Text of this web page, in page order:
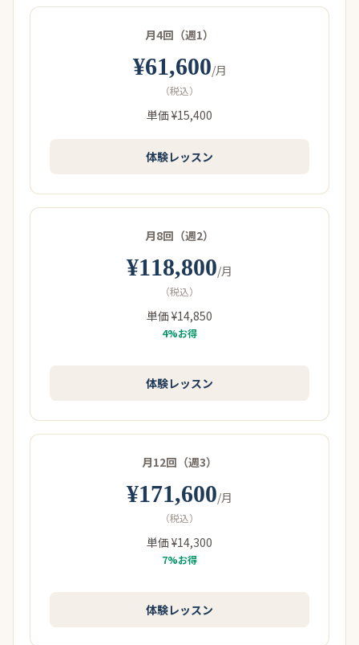
月4回（週1）
¥61,600/月
（税込）
単価 ¥15,400
体験レッスン
月8回（週2）
¥118,800/月
（税込）
単価 ¥14,850
4%お得
体験レッスン
月12回（週3）
¥171,600/月
（税込）
単価 ¥14,300
7%お得
体験レッスン